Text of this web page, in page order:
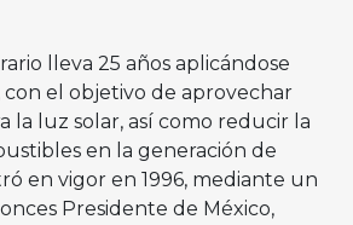
lleva 25 años aplicándose
el objetivo de aprovechar
la luz solar, así como reducir la
en la generación de
en vigor en 1996, mediante un
Presidente de México,